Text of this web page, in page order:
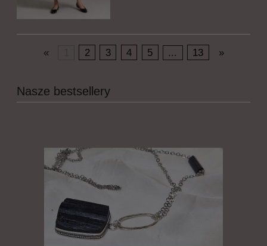
« 2 3 4 5 ... 13 »
Nasze bestsellery